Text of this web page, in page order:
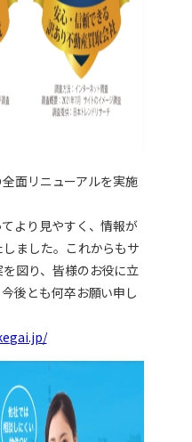
面リニューアルを実施
より見やすく、情報が
ました。これからもサ
図り、皆様のお役に立
後とも何卒お願い申し